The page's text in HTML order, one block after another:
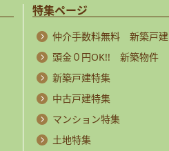
特集ページ
仲介手数料無料 新築戸建
頭金０円OK!! 新築物件
新築戸建特集
中古戸建特集
マンション特集
土地特集